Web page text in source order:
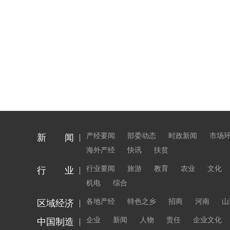
新 闻 产经要闻 部委动态 时政新闻
市场
海外产经
快讯 扶贫
行 业 行业要闻 旅游 教育 农业
文化
机电
综合
区域经济 各地产经 特色之乡 招商 河南
中国制造 企业 新闻 人物 责任 企业文化